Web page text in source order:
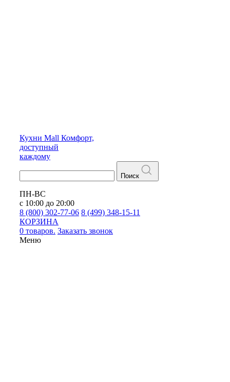
Кухни Mall Комфорт,
доступный
каждому
Поиск
ПН-ВС
с 10:00 до 20:00
8 (800) 302-77-06 8 (499) 348-15-11
КОРЗИНА
0 товаров. Заказать звонок
Меню